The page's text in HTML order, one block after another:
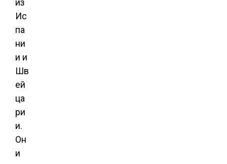
из
Ис
па
ни
и и
Шв
ей
ца
ри
и.
Он
и